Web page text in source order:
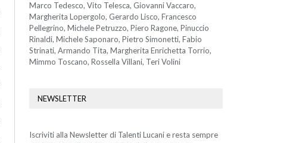
Marco Tedesco, Vito Telesca, Giovanni Vaccaro,
Margherita Lopergolo, Gerardo Lisco, Francesco
Pellegrino, Michele Petruzzo, Piero Ragone, Pinuccio
Rinaldi, Michele Saponaro, Pietro Simonetti, Fabio
Strinati, Armando Tita, Margherita Enrichetta Torrio,
Mimmo Toscano, Rossella Villani, Teri Volini
NEWSLETTER
Iscriviti alla Newsletter di Talenti Lucani e resta sempre